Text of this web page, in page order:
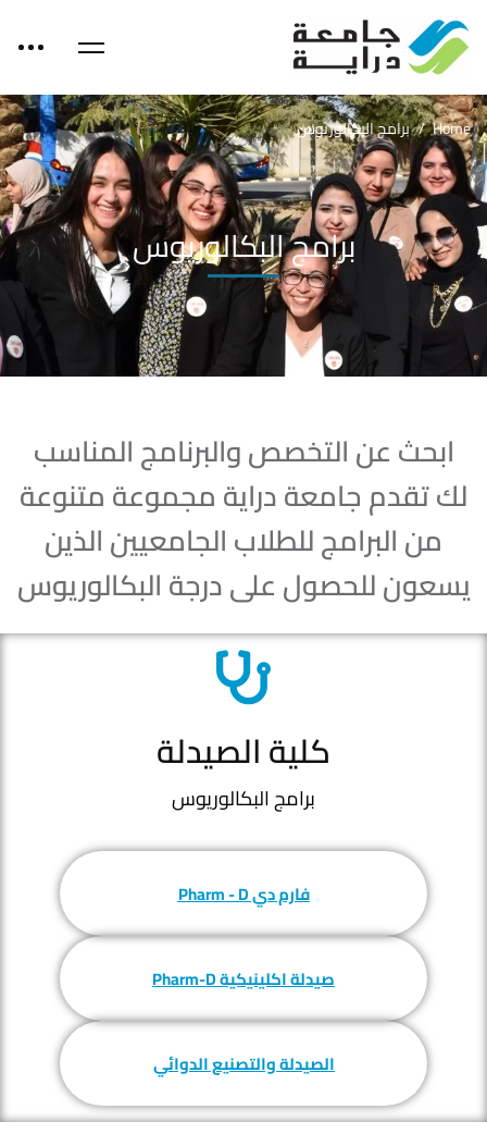
Home برامج البكالوريوس
برامج البكالوريوس
ابحث عن التخصص والبرنامج المناسب
لك تقدم جامعة دراية مجموعة متنوعة
من البرامج للطلاب الجامعيين الذين
يسعون للحصول على درجة البكالوريوس
كلية الصيدلة
برامج البكالوريوس
فارم دي Pharm - D
صيدلة اكلينيكية Pharm-D
الصيدلة والتصنيع الدوائي